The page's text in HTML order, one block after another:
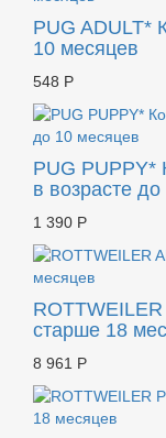
PUG ADULT*
10 месяцев
548 Р
PUG
в возрасте
1 390 Р
старше 18
8 961 Р